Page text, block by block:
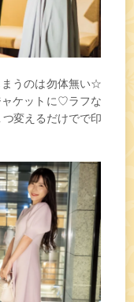
まうのは勿体無い☆
ャケットに♡ラフな
変えるだけでで印